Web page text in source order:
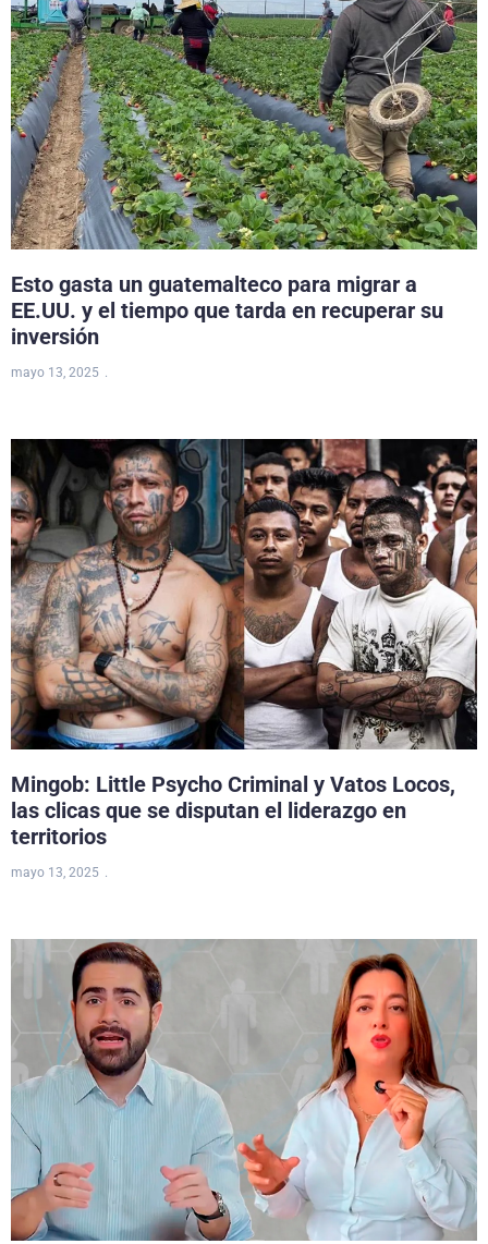
Esto gasta un guatemalteco para migrar a
EE.UU. y el tiempo que tarda en recuperar su
inversión
mayo 13, 2025
Mingob: Little Psycho Criminal y Vatos Locos,
las clicas que se disputan el liderazgo en
territorios
mayo 13, 2025